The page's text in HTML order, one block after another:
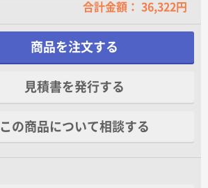
合計金額： 36,322円
商品を注文する
見積書を発行する
この商品について相談する